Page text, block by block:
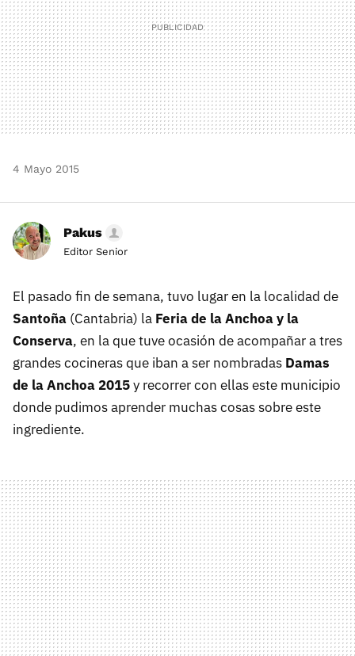
4 Mayo 2015
Pakus
Editor Senior
El pasado fin de semana, tuvo lugar en la localidad de
Santoña (Cantabria) la Feria de la Anchoa y la
Conserva, en la que tuve ocasión de acompañar a tres
grandes cocineras que iban a ser nombradas Damas
de la Anchoa 2015y recorrer con ellas este municipio
donde pudimos aprender muchas cosas sobre este
ingrediente.